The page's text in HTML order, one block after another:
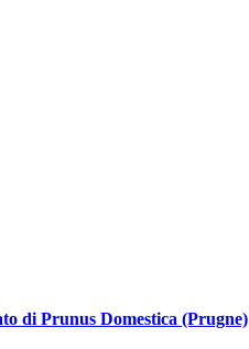
di Prunus Domestica (Prugne)